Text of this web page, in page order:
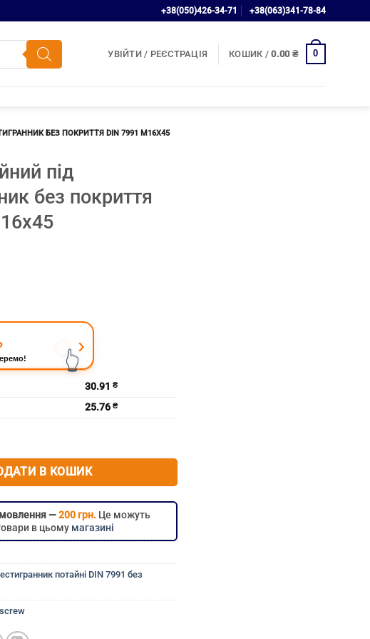
+38(050)426-34-71 +38(063)341-78-84
УВІЙТИ / РЕЄСТРАЦІЯ КОШИК /0.00 ₴ 0
БЕЗ ПОКРИТТЯ DIN 7991 М16Х45
під
без покриття
›
👆
30.91 ₴
25.76 ₴
під шестигранник без покриття DIN 7991 м16х45
В КОШИК
—200 грн. Це можуть
в цьому магазині
потайні DIN 7991 без